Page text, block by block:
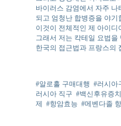
바이러스 감염에서 자주
되고 엄청난 합병증을 야기
이것이 전체적인 제 아이디
그래서 저는 칵테일 요법
한국의 접근법과 프랑스의
#알로홀 구매대행 #러시아
러시아 직구 #백신후유증
제 #항암효능 #메벤다졸